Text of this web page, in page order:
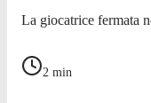
La giocatrice fermata
2 min